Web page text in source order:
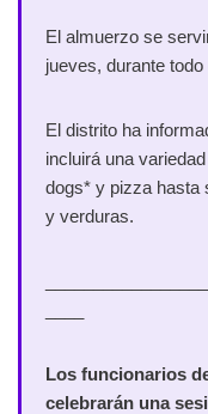
El almuerzo se
jueves, durante todo
El distrito ha
incluirá una
dogs* y ​​pizza hasta
y verduras.
Los funcionarios
celebrarán una